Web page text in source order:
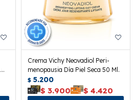
Crema Vichy Neovadiol Peri-
menopausia Día Piel Seca 50 Ml.
$ 5.200
$ 3.900 $ 4.420